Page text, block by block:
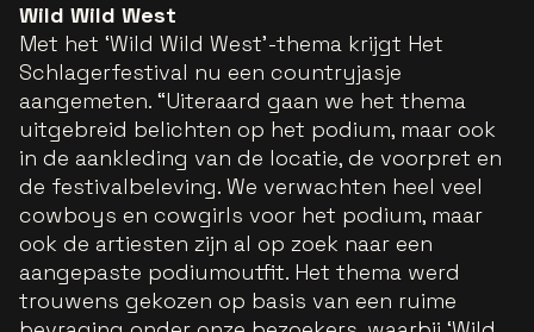
Wild Wild West
Met het ‘Wild Wild West’-thema krijgt Het
Schlagerfestival nu een countryjasje
aangemeten. “Uiteraard gaan we het thema
uitgebreid belichten op het podium, maar ook
in de aankleding van de locatie, de voorpret en
de festivalbeleving. We verwachten heel veel
cowboys en cowgirls voor het podium, maar
ook de artiesten zijn al op zoek naar een
aangepaste podiumoutfit. Het thema werd
trouwens gekozen op basis van een ruime